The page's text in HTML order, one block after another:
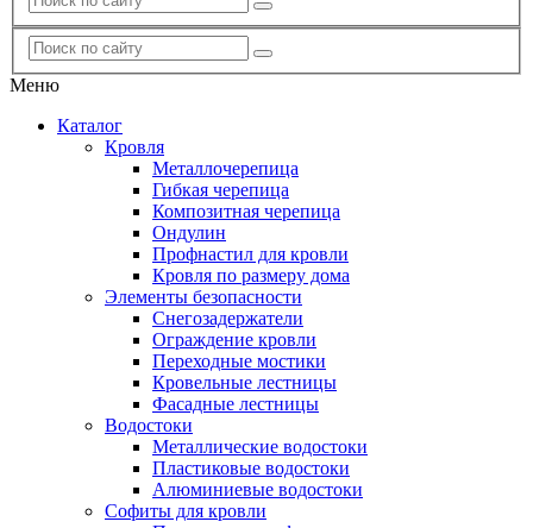
Меню
Каталог
Кровля
Металлочерепица
Гибкая черепица
Композитная черепица
Ондулин
Профнастил для кровли
Кровля по размеру дома
Элементы безопасности
Снегозадержатели
Ограждение кровли
Переходные мостики
Кровельные лестницы
Фасадные лестницы
Водостоки
Металлические водостоки
Пластиковые водостоки
Алюминиевые водостоки
Софиты для кровли